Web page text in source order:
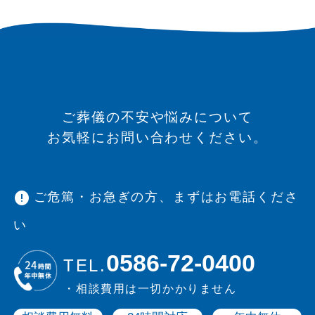
ご葬儀の不安や悩みについて
お気軽にお問い合わせください。
error ご危篤・お急ぎの方、まずはお電話くださ
い
TEL.0586-72-0400
・相談費用は一切かかりません